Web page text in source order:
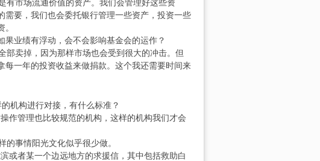
市场流通价值的资产。我们会管理好这些资
要，我们也会委托银行管理一些资产，投资一些
业绩有浮动，会不会影响基金会的运作？
卖掉，因为那样市场也会受到很大的冲击。但
一年的投资收益来做捐款。这个我还需要时间来
构进行对接，有什么标准？
管理也比较规范的机构，这样的机构我们才会
事情阳光文化似乎很少做。
者某一个边远地方的求援信，其中包括救助白